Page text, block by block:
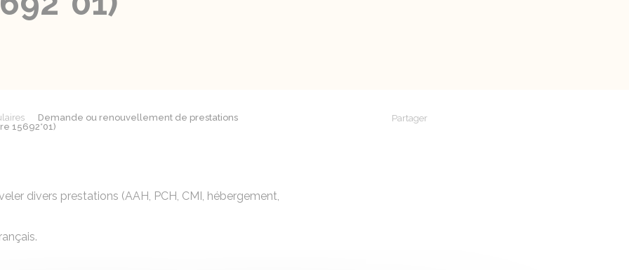
Demande ou renouvellement de prestations
15692*01)
Partager
divers prestations (AAH, PCH, CMI, hébergement,